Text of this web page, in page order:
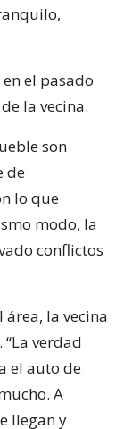
el pasado
la vecina.
son
de
lo que
modo, la
conflictos
la vecina
verdad
el auto de
A
llegan y